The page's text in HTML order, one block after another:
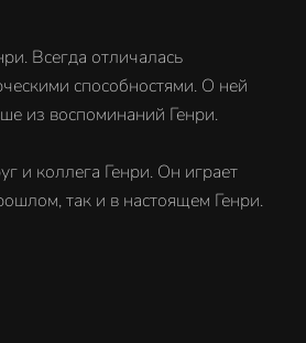
Всегда отличалась
способностями. О ней
из воспоминаний Генри.
и коллега Генри. Он играет
так и в настоящем Генри.